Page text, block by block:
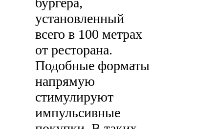
установленный
всего в 100 метрах
от ресторана.
Подобные форматы
напрямую
стимулируют
импульсивные